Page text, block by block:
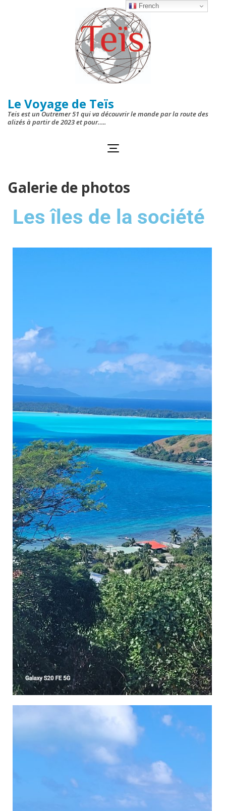
Le Voyage de Teïs
Teis est un Outremer 51 qui va découvrir le monde par la route des
alizés à partir de 2023 et pour…..
Galerie de photos
Les îles de la société
French